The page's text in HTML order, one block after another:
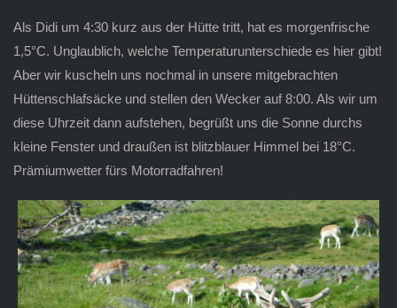
Als Didi um 4:30 kurz aus der Hütte tritt, hat es morgenfrische
1,5°C. Unglaublich, welche Temperaturunterschiede es hier gibt!
Aber wir kuscheln uns nochmal in unsere mitgebrachten
Hüttenschlafsäcke und stellen den Wecker auf 8:00. Als wir um
diese Uhrzeit dann aufstehen, begrüßt uns die Sonne durchs
kleine Fenster und draußen ist blitzblauer Himmel bei 18°C.
Prämiumwetter fürs Motorradfahren!